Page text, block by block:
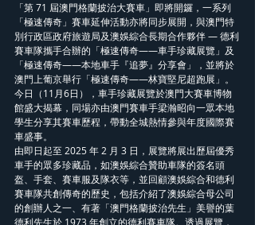
「第 71 屆澳門格蘭披治大賽車」即將開鑼，一系列
「極速傳奇」賽車延伸活動亦將同步展開，與澳門特
別行政區政府旅遊局及澳娛綜合長期合作夥伴 — 德利
賽車隊攜手合辦的「極速傳奇——車手珍藏展覽」及
「極速傳奇——本地車手『追夢』分享會」，並將於
澳門上葡京舉行「極速傳奇——林寶堅尼超跑展」。
今日（11月6日），車手珍藏展覽於澳門大賽車博物
館盛大揭幕，同場亦由澳門賽車手梁瀚昭向一眾本地
學生分享其賽車歷程，帶動全城熱情參與年度國際賽
車盛事。
由即日起至 2025 年 2 月 3 日，展覽將展出歷屆優秀
車手的眾多珍藏品，如澳娛綜合贊助車隊的簽名頭
盔、手套、賽車服及隊衣等，並回顧澳娛綜合和德利
賽車隊共創傳奇的歷史，包括介紹了澳娛綜合母公司
的創辦人之一、有著「澳門格蘭披治先生」美譽的葉
德利先生於 1973 年創立的德利賽車隊。透過展覽，